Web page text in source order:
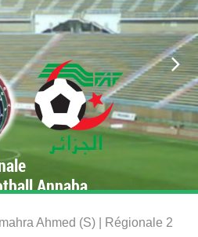
Annaba
Ahmed (S) | Régionale 2